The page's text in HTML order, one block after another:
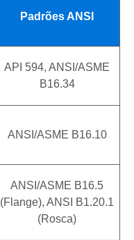
Padrões ANSI
API 594, ANSI/ASME
B16.34
ANSI/ASME B16.10
ANSI/ASME B16.5
(flange), ANSI B1.20.1
(rosca)